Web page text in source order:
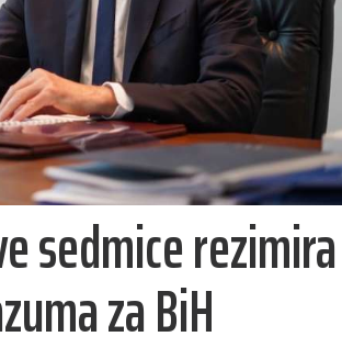
sedmice rezimira
za BiH